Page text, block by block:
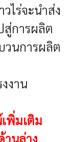
ไร่จะนำส่ง
สู่การผลิต
นการผลิต
งาน
พิ่มเติม
านล่าง